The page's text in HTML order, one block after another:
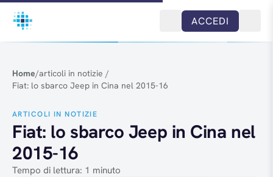
Salta al contenuto
ACCEDI
Home/articoli in notizie /
Fiat: lo sbarco Jeep in Cina nel 2015-16
ARTICOLI IN NOTIZIE
Fiat: lo sbarco Jeep in Cina nel
2015-16
Tempo di lettura: 1 minuto